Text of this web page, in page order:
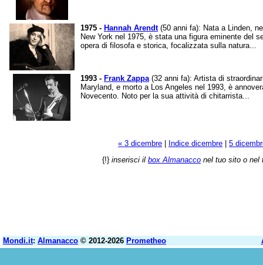
1975 - Hannah Arendt(50 anni fa): Nata a Linden,
New York nel 1975, è stata una figura eminente del
opera di filosofa e storica, focalizzata sulla natura...
1993 - Frank Zappa(32 anni fa): Artista di
Maryland, e morto a Los Angeles nel 1993, è
Novecento. Noto per la sua attività di chitarrista...
« 3 dicembre Indice dicembre
5
{!} inserisci il box Almanacco nel tuo sito o nel
Mondi.it: Almanacco © 2012-2026 Prometheo